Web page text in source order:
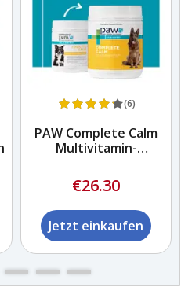
(6)
PAW Complete Calm
Multivitamin-
€26.30
Jetzt einkaufen